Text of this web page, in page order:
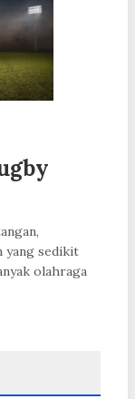
yang sedikit
olahraga